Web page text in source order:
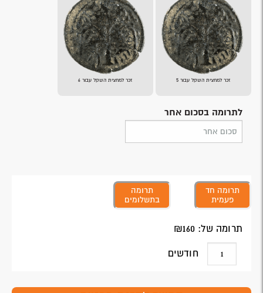
זכר למחצית השקל עבור 5 זכר למחצית השקל עבור 6
לתרומה בסכום אחר
תרומה חד
פעמית
תרומה
בתשלומים
תרומה של: ₪ 160
חודשים